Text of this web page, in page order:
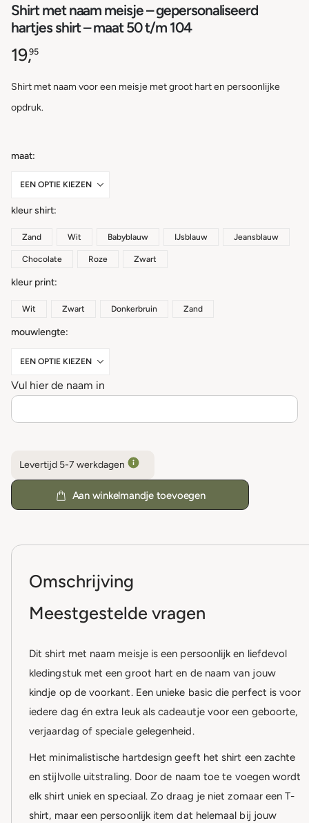
Shirt met naam meisje – gepersonaliseerd
hartjes shirt – maat 50 t/m 104
19,95
Shirt met naam voor een meisje met groot hart en persoonlijke
opdruk.
maat
kleur shirt
Zand Wit Babyblauw IJsblauw Jeansblauw
Chocolate Roze Zwart
kleur print
Wit Zwart Donkerbruin Zand
mouwlengte
Vul hier de naam in
Levertijd 5-7 werkdagen
Aan winkelmandje toevoegen
Omschrijving
Meestgestelde vragen
Dit shirt met naam meisje is een persoonlijk en liefdevol
kledingstuk met een groot hart en de naam van jouw
kindje op de voorkant. Een unieke basic die perfect is voor
iedere dag én extra leuk als cadeautje voor een geboorte,
verjaardag of speciale gelegenheid.
Het minimalistische hartdesign geeft het shirt een zachte
en stijlvolle uitstraling. Door de naam toe te voegen wordt
elk shirt uniek en speciaal. Zo draag je niet zomaar een T-
shirt, maar een persoonlijk item dat helemaal bij jouw